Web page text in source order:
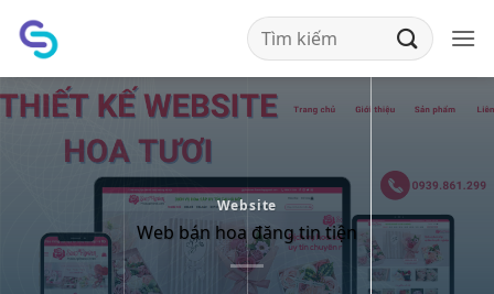
qua
dung
Website
Web bán hoa đăng tin tiện